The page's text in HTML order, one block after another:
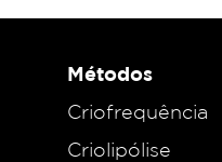
Métodos
Criofrequência
Criolipólise